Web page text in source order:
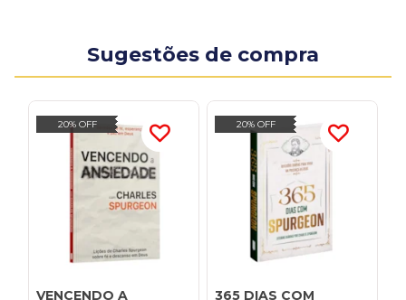
Sugestões de compra
20% OFF
VENCENDO A
20% OFF
365 DIAS COM